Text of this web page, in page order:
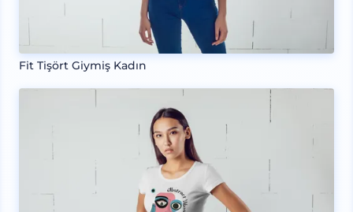
Fit Tişört Giymiş Kadın